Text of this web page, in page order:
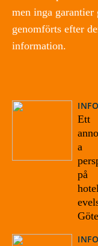
men inga garantier
genomförts efter
information.
INFO
Ett
a
på
INFO